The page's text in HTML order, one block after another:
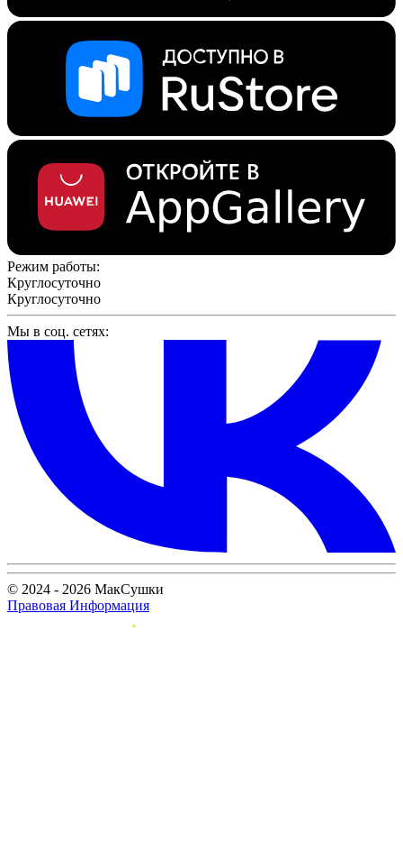
Режим работы:
Круглосуточно
Круглосуточно
Мы в соц. сетях:
© 2024 - 2026 МакСушки
Правовая Информация